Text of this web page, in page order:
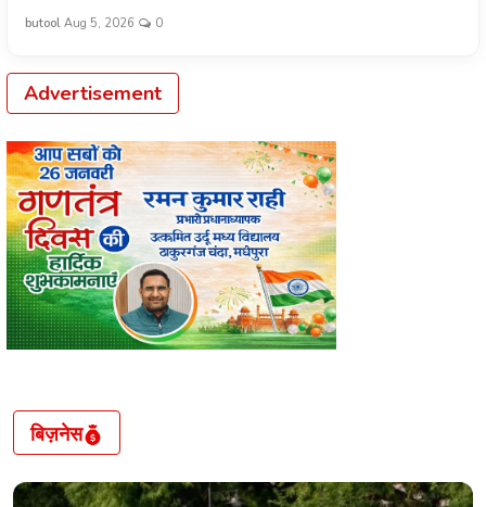
butool Aug 5, 2026 0
Advertisement
बिज़नेस